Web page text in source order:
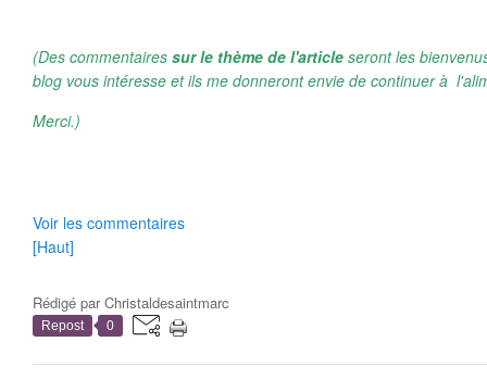
(Des commentaires sur le thème de l'article seront les
blog vous intéresse et ils me donneront envie de continuer à
Merci.)
Voir les commentaires
[Haut]
Rédigé parChristaldesaintmarc
Repost 0